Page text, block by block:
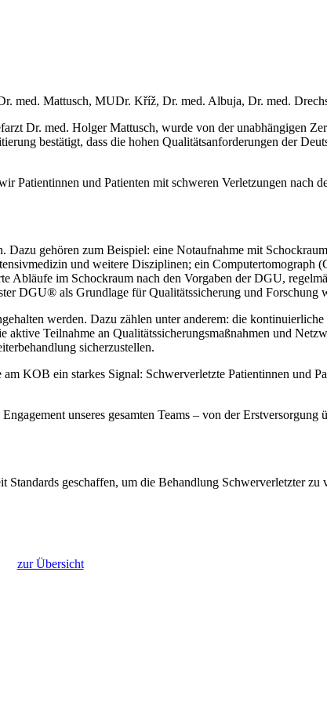
med. Mattusch, MUDr. Kříž, Dr. med. Albuja, Dr. med.
Dr. med. Holger Mattusch, wurde von der unabhängigen
bestätigt, dass die hohen Qualitätsanforderungen der
Patientinnen und Patienten mit schweren Verletzungen nach
gehören zum Beispiel: eine Notaufnahme mit
und weitere Disziplinen; ein Computertomograph
Abläufe im Schockraum nach den Vorgaben der DGU,
DGU® als Grundlage für Qualitätssicherung und
werden. Dazu zählen unter anderem: die
Teilnahme an Qualitätssicherungsmaßnahmen und
sicherzustellen.
KOB ein starkes Signal: Schwerverletzte Patientinnen und
unseres gesamten Teams – von der
geschaffen, um die Behandlung Schwerverletzter zu
zur Übersicht